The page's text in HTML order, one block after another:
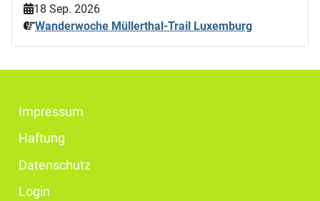
18 Sep. 2026
Wanderwoche Müllerthal-Trail Luxemburg
Impressum
Haftung
Datenschutz
Login